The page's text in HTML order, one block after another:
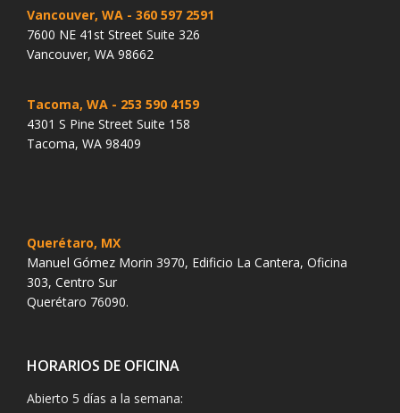
Vancouver, WA - 360 597 2591
7600 NE 41st Street Suite 326
Vancouver, WA 98662
Tacoma, WA - 253 590 4159
4301 S Pine Street Suite 158
Tacoma, WA 98409
Querétaro, MX
Manuel Gómez Morin 3970, Edificio La Cantera, Oficina
303, Centro Sur
Querétaro 76090.
HORARIOS DE OFICINA
Abierto 5 días a la semana: